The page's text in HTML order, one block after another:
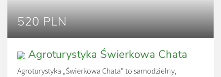
520 PLN
Agroturystyka Świerkowa Chata
Agroturystyka „Świerkowa Chata” to samodzielny,